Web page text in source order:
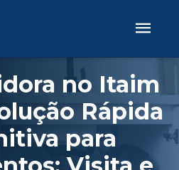
no Itaim
Rápida
para